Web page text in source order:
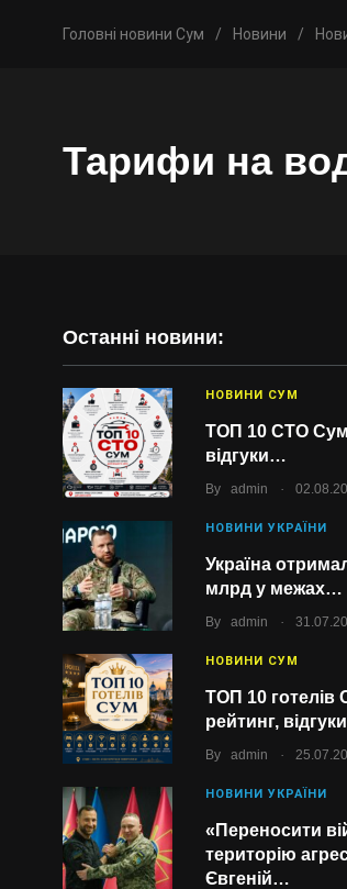
Головні новини Сум / Новини /
Тарифи на
Останні новини:
НОВИНИ СУМ
ТОП 10 СТО
відгуки…
By admin .
НОВИНИ УКРАЇНИ
Україна
млрд у межах…
By admin .
НОВИНИ СУМ
ТОП 10 готелів
рейтинг,
By admin .
НОВИНИ УКРАЇНИ
«Переносити
територію
Євгеній…